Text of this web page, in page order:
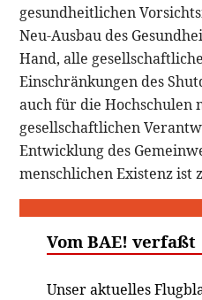
gesundheitlichen
Neu-Ausbau des
Hand, alle
Einschränkungen des
auch für die Hochschulen
gesellschaftlichen
Entwicklung des
menschlichen Existenz ist
Vom BAE! verfaßt
Unser aktuelles